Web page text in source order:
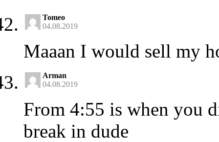
Tomeo
04.08.2019
Maaan I would sell my
Arman
04.08.2019
From 4:55 is when you
break in dude